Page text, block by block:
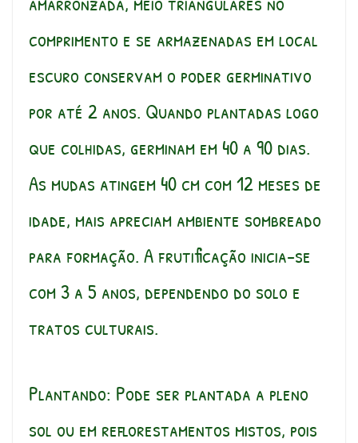
comprimento e se armazenadas em local
escuro conservam o poder germinativo
por até 2 anos. Quando plantadas logo
que colhidas, germinam em 40 a 90 dias.
As mudas atingem 40 cm com 12 meses de
idade, mais apreciam ambiente sombreado
para formação. A frutificação inicia-se
com 3 a 5 anos, dependendo do solo e
tratos culturais.
Plantando: Pode ser plantada a pleno
sol ou em reflorestamentos mistos, pois